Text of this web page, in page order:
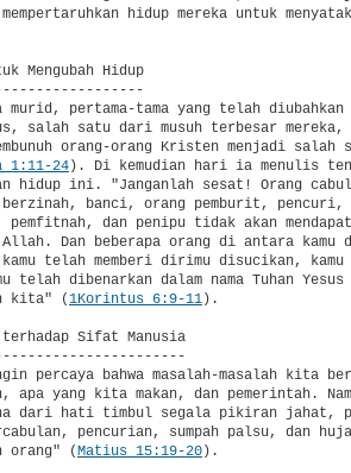
hidup mereka untuk
Mengubah Hidup
murid, pertama-tama yang telah diubahkan
salah satu dari musuh terbesar mereka,
orang-orang Kristen menjadi salah
1:11-24). Di kemudian hari ia menulis
hidup ini. "Janganlah sesat! Orang
banci, orang pemburit, pencuri,
pemfitnah, dan penipu tidak akan
Dan beberapa orang di antara kamu
telah memberi dirimu disucikan, kamu
telah dibenarkan dalam nama Tuhan Yesus
kita" (
1Korintus 6:9-11).
Sifat Manusia
percaya bahwa masalah-masalah kita
apa yang kita makan, dan pemerintah.
dari hati timbul segala pikiran jahat,
pencurian, sumpah palsu, dan
orang" (
Matius 15:19-20).